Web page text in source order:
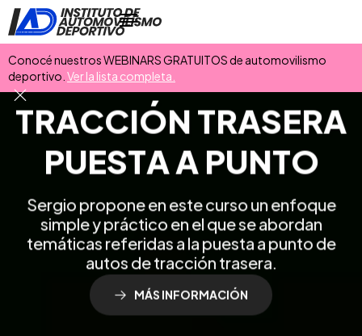
Conocé nuestros WEBINARS GRATUITOS de automovilismo
deportivo. Ver la lista completa.
TRACCIÓNTRASERA
PUESTAA PUNTO
Sergio propone en este curso un enfoque
simpleyprácticoenelqueseabordan
temáticasreferidasalapuestaapuntode
autosdetraccióntrasera.
MÁS INFORMACIÓN